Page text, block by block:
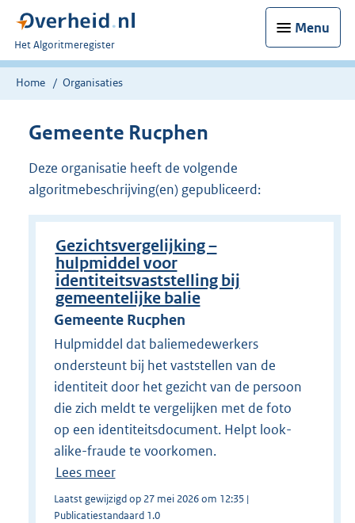
Menu
U
bent
nu
Het Algoritmeregister
Home Organisaties
Gemeente Rucphen
Deze organisatie heeft de volgende
algoritmebeschrijving(en) gepubliceerd:
Gezichtsvergelijking –
hulpmiddel voor
identiteitsvaststelling bij
gemeentelijke balie
Gemeente Rucphen
Hulpmiddel dat baliemedewerkers
ondersteunt bij het vaststellen van de
identiteit door het gezicht van de persoon
die zich meldt te vergelijken met de foto
op een identiteitsdocument. Helpt look-
alike-fraude te voorkomen.
Lees meer
Laatst gewijzigd op 27 mei 2026 om 12:35 |
Publicatiestandaard 1.0